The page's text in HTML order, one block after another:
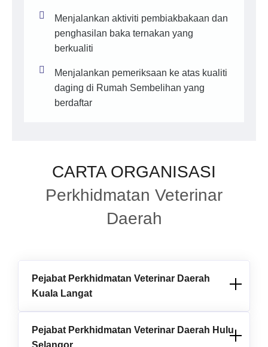
Menjalankan aktiviti pembiakbakaan dan
penghasilan baka ternakan yang
berkualiti
Menjalankan pemeriksaan ke atas kualiti
daging di Rumah Sembelihan yang
berdaftar
CARTA ORGANISASI
Perkhidmatan Veterinar
Daerah
Pejabat Perkhidmatan Veterinar Daerah
Kuala Langat
Pejabat Perkhidmatan Veterinar Daerah Hulu